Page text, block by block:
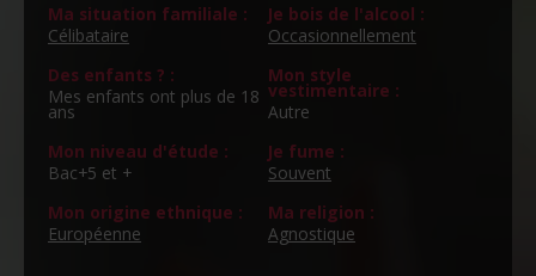
Ma situation familiale :
Célibataire
Je bois de l'alcool :
Occasionnellement
Des enfants ? :
Mes enfants ont plus de 18
ans
Mon style
vestimentaire :
Autre
Mon niveau d'étude :
Bac+5 et +
Je fume :
Souvent
Mon origine ethnique :
Européenne
Ma religion :
Agnostique